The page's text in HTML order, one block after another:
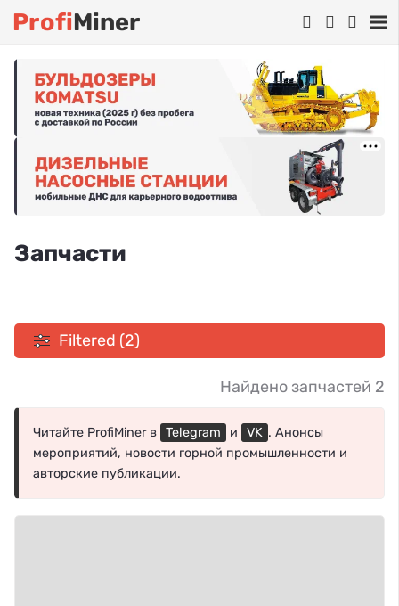
ProfiMiner
Запчасти
Filtered (2)
Найдено запчастей 2
Читайте ProfiMiner в Telegram и VK . Анонсы
мероприятий, новости горной промышленности и
авторские публикации.